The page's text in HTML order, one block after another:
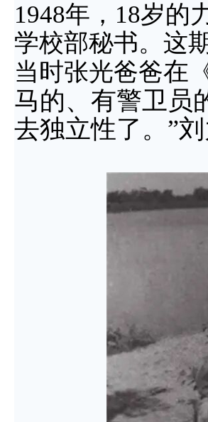
1948年，18岁的
学校部秘书。这
当时张光爸爸在
马的、有警卫员
去独立性了。”